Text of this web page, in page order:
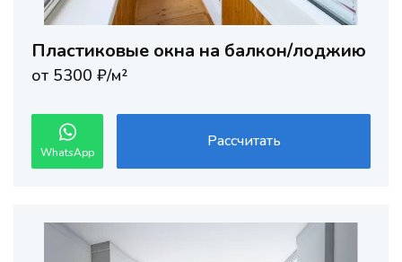
Пластиковые окна на балкон/лоджию
от 5300 ₽/м²
WhatsApp
Рассчитать